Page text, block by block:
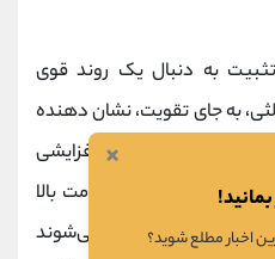
به دنبال یک روند قوی
به جای تقویت، نشان دهنده
کنج صعودی یا افزایشی
سریع‌تر از خط مقاومت بالا
نزولی زمانی تشکیل می‌شوند
×
اخبار مطلع شوید؟